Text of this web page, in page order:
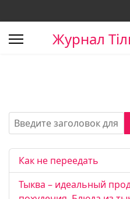
Журнал
Введите заголовок для
Как не переедать
Тыква – идеальный